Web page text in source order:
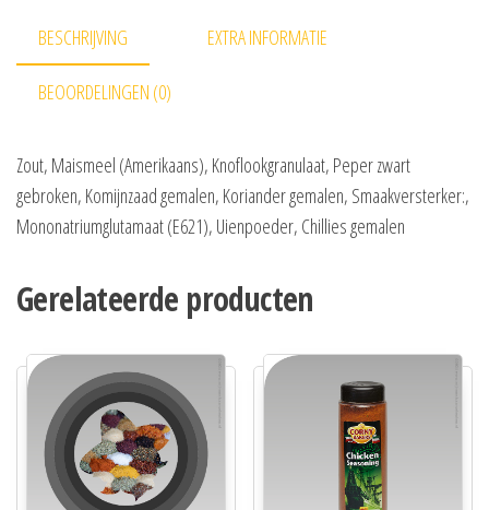
BESCHRIJVING EXTRA INFORMATIE
BEOORDELINGEN (0)
Zout, Maismeel (Amerikaans), Knoflookgranulaat, Peper zwart
gebroken, Komijnzaad gemalen, Koriander gemalen, Smaakversterker:,
Mononatriumglutamaat (E621), Uienpoeder, Chillies gemalen
Gerelateerde producten